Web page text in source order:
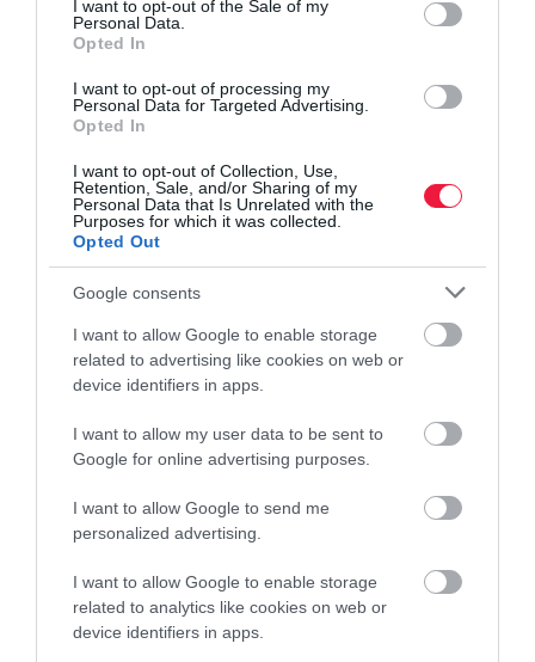
I want to opt-out of the Sale of my
Personal Data.
Opted In
I want to opt-out of processing my
Personal Data for Targeted Advertising.
Opted In
I want to opt-out of Collection, Use,
Retention, Sale, and/or Sharing of my
Personal Data that Is Unrelated with the
Purposes for which it was collected.
Opted Out
Google consents
I want to allow Google to enable storage
related to advertising like cookies on web or
device identifiers in apps.
I want to allow my user data to be sent to
Google for online advertising purposes.
I want to allow Google to send me
personalized advertising.
I want to allow Google to enable storage
related to analytics like cookies on web or
device identifiers in apps.
Kétes eredményűek a dolgozók mentális jólétét
célzó programok
Arra világít rá egy friss kutatás, hogy gyakorlatilag
eredménytelenek azok a programok, amelyeket a cégek az
szerveznek. Szinte semmilyen…